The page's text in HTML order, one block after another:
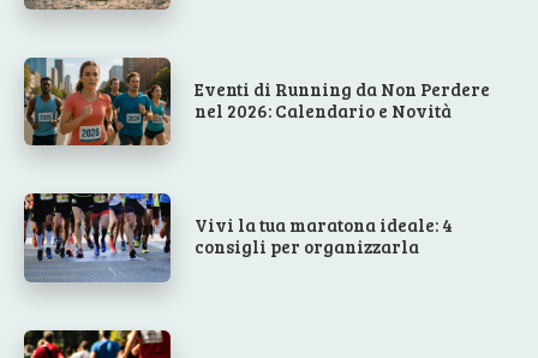
Eventi di Running da Non Perdere
nel 2026: Calendario e Novità
Vivi la tua maratona ideale: 4
consigli per organizzarla